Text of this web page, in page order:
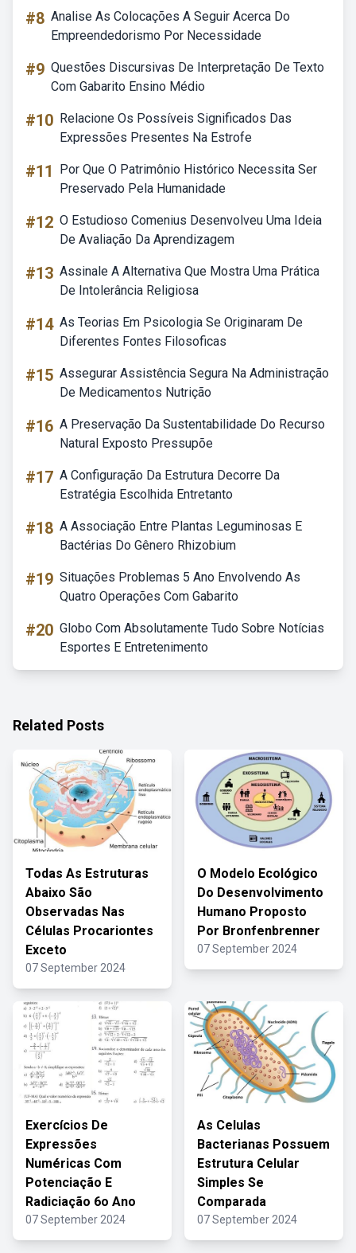
#8 Analise As Colocações A Seguir Acerca Do
Empreendedorismo Por Necessidade
#9 Questões Discursivas De Interpretação De Texto
Com Gabarito Ensino Médio
#10 Relacione Os Possíveis Significados Das
Expressões Presentes Na Estrofe
#11
Por Que O Patrimônio Histórico Necessita Ser
Preservado Pela Humanidade
#12 O Estudioso Comenius Desenvolveu Uma Ideia
De Avaliação Da Aprendizagem
#13 Assinale A Alternativa Que Mostra Uma Prática
De Intolerância Religiosa
#14 As Teorias Em Psicologia Se Originaram De
Diferentes Fontes Filosoficas
#15 Assegurar Assistência Segura Na Administração
De Medicamentos Nutrição
#16 A Preservação Da Sustentabilidade Do Recurso
Natural Exposto Pressupõe
#17 A Configuração Da Estrutura Decorre Da
Estratégia Escolhida Entretanto
#18 A Associação Entre Plantas Leguminosas E
Bactérias Do Gênero Rhizobium
#19 Situações Problemas 5 Ano Envolvendo As
Quatro Operações Com Gabarito
#20 Globo Com Absolutamente Tudo Sobre Notícias
Esportes E Entretenimento
Related Posts
Todas As Estruturas
Abaixo São
Observadas Nas
Células Procariontes
Exceto
07 September 2024
O Modelo Ecológico
Do Desenvolvimento
Humano Proposto
Por Bronfenbrenner
07 September 2024
Exercícios De
Expressões
Numéricas Com
Potenciação E
Radiciação 6o Ano
07 September 2024
As Celulas
Bacterianas Possuem
Estrutura Celular
Simples Se
Comparada
07 September 2024